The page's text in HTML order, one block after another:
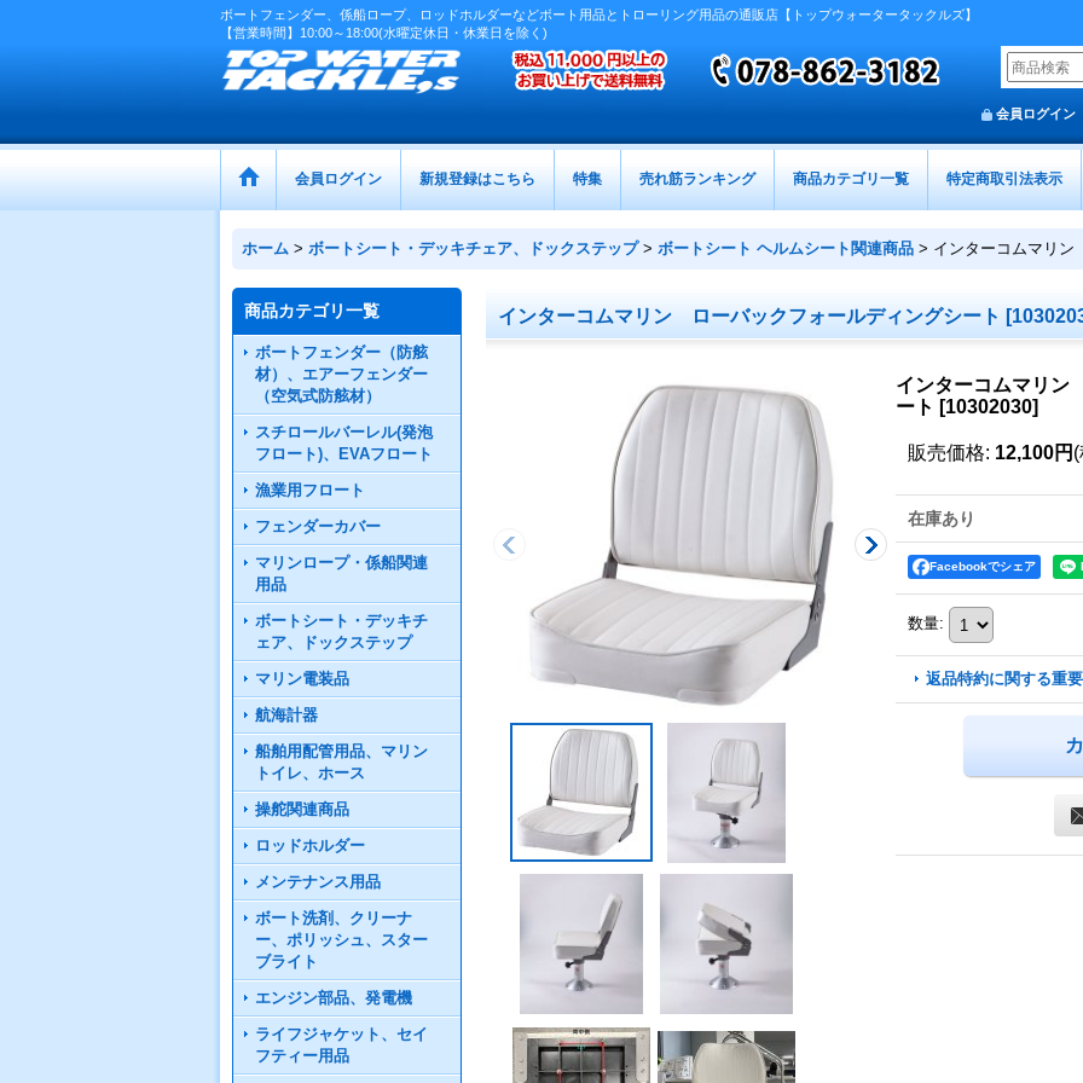
ボートフェンダー、係船ロープ、ロッドホルダーなどボート用品とトローリング用品の通販店【トップウォータータックルズ】
【営業時間】10:00～18:00(水曜定休日・休業日を除く)
会員ログイン
会員ログイン 新規登録はこちら 特集 売れ筋ランキング 商品カテゴリ一覧 特定商取引法表示
ホーム > ボートシート・デッキチェア、ドックステップ > ボートシート ヘルムシート関連商品 > インターコムマリ
商品カテゴリ一覧
ボートフェンダー（防舷
材）、エアーフェンダー
（空気式防舷材）
スチロールバーレル(発泡
フロート)、EVAフロート
漁業用フロート
フェンダーカバー
マリンロープ・係船関連
用品
ボートシート・デッキチ
ェア、ドックステップ
マリン電装品
航海計器
船舶用配管用品、マリン
トイレ、ホース
操舵関連商品
ロッドホルダー
メンテナンス用品
ボート洗剤、クリーナ
ー、ポリッシュ、スター
ブライト
エンジン部品、発電機
ライフジャケット、セイ
フティー用品
インターコムマリン ローバックフォールディングシート [
インターコムマリ
ート [10302030]
販売価格: 12,100円
在庫あり
Facebookでシェア
数量:
返品特約に関する重